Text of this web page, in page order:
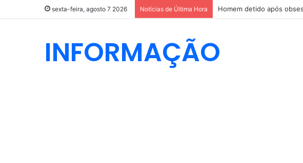
sexta-feira, agosto 7 2026 Notícias de Última Hora
INFORMAÇÃO